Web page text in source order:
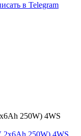
в Telegram
250W) 4WS